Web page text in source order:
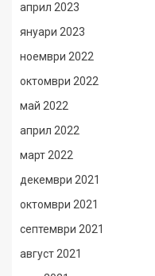
април 2023
януари 2023
ноември 2022
октомври 2022
май 2022
април 2022
март 2022
декември 2021
октомври 2021
септември 2021
август 2021